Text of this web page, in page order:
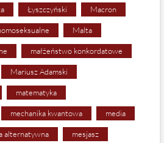
Łyszczyński Macron
Malta
małżeństwo konkordatowe
Mariusz Adamski
matematyka
mechanika kwantowa media
alternatywna mesjasz